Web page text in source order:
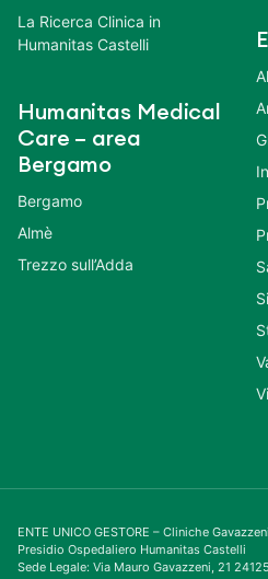
La Ricerca Clinica in
Humanitas Castelli
Humanitas Medical
Care – area
Bergamo
Bergamo
Almè
Trezzo sull’Adda
ENTE UNICO GESTORE – Cliniche
Presidio Ospedaliero Humanitas Castelli
Sede Legale: Via Mauro Gavazzeni, 21